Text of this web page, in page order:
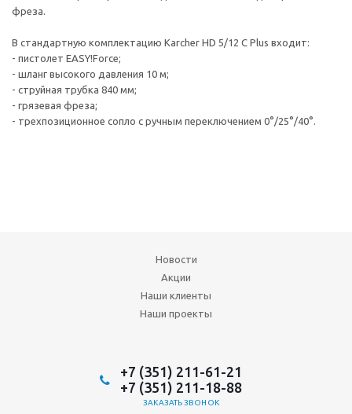
фреза.
В стандартную комплектацию Karcher HD 5/12 C Plus входит:
- пистолет EASY!Force;
- шланг высокого давления 10 м;
- струйная трубка 840 мм;
- грязевая фреза;
- трехпозиционное сопло с ручным переключением 0°/25°/40°.
Новости
Акции
Наши клиенты
Наши проекты
+7 (351) 211-61-21
+7 (351) 211-18-88
ЗАКАЗАТЬ ЗВОНОК